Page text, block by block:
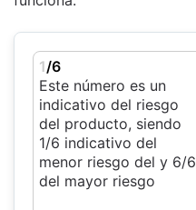
1/6
Este número es un
indicativo del riesgo
del producto, siendo
1/6 indicativo del
menor riesgo del y 6/6
del mayor riesgo